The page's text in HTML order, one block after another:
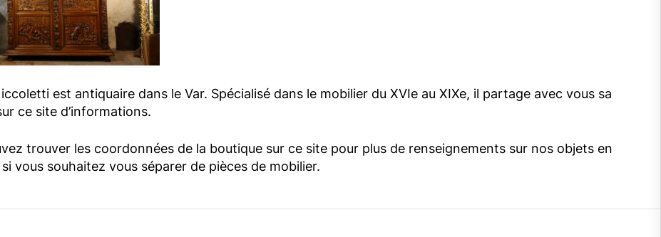
est antiquaire dans le Var. Spécialisé dans le mobilier du XVIe au XIXe, il partage avec vous sa
ce site d’informations.
trouver les coordonnées de la boutique sur ce site pour plus de renseignements sur nos objets en
vous souhaitez vous séparer de pièces de mobilier.